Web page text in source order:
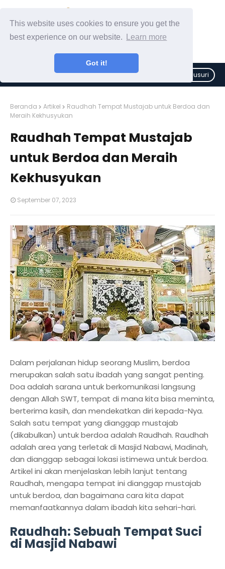
This website uses cookies to ensure you get the
best experience on our website.
Learn more
Got it!
Telusuri
Beranda Artikel
Raudhah Tempat Mustajab untuk Berdoa dan
Meraih Kekhusyukan
Raudhah Tempat Mustajab
untuk Berdoa dan Meraih
Kekhusyukan
September 07, 2023
Dalam perjalanan hidup seorang Muslim, berdoa
merupakan salah satu ibadah yang sangat penting.
Doa adalah sarana untuk berkomunikasi langsung
dengan Allah SWT, tempat di mana kita bisa meminta,
berterima kasih, dan mendekatkan diri kepada-Nya.
Salah satu tempat yang dianggap mustajab
(dikabulkan) untuk berdoa adalah Raudhah. Raudhah
adalah area yang terletak di Masjid Nabawi, Madinah,
dan dianggap sebagai lokasi istimewa untuk berdoa.
Artikel ini akan menjelaskan lebih lanjut tentang
Raudhah, mengapa tempat ini dianggap mustajab
untuk berdoa, dan bagaimana cara kita dapat
memanfaatkannya dalam ibadah kita sehari-hari.
Raudhah: Sebuah Tempat Suci
di Masjid Nabawi